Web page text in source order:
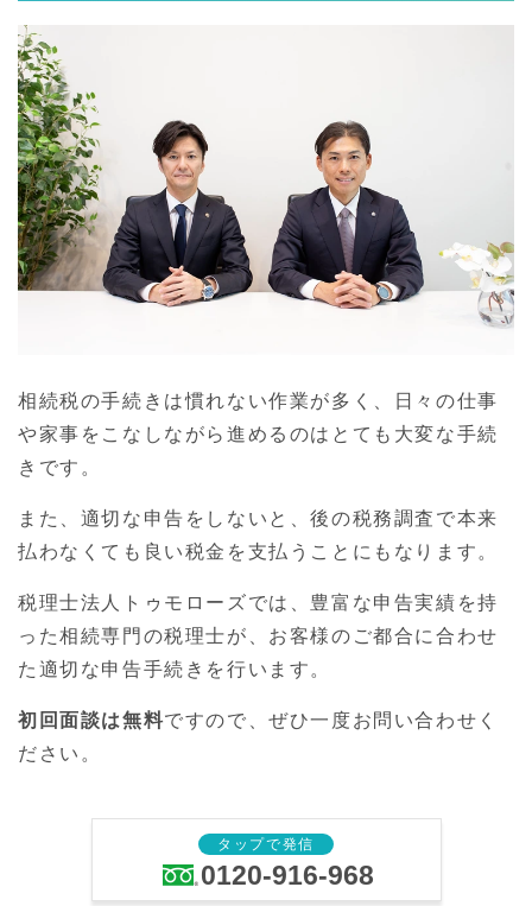
相続税の手続きは慣れない作業が多く、日々の仕事
や家事をこなしながら進めるのはとても大変な手続
きです。
また、適切な申告をしないと、後の税務調査で本来
払わなくても良い税金を支払うことにもなります。
税理士法人トゥモローズでは、豊富な申告実績を持
った相続専門の税理士が、お客様のご都合に合わせ
た適切な申告手続きを行います。
初回面談は無料ですので、ぜひ一度お問い合わせく
ださい。
タップで発信
0120-916-968